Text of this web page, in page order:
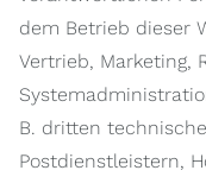
dem Betrieb dieser
Vertrieb, Marketing,
B. dritten
Postdienstleistern,